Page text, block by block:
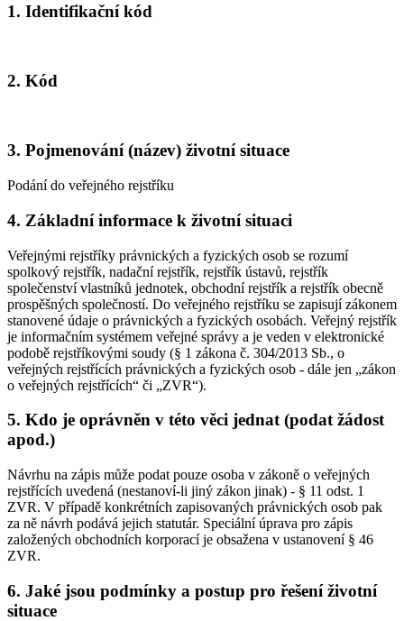
1. Identifikační kód
2. Kód
3. Pojmenování (název) životní situace
Podání do veřejného rejstříku
4. Základní informace k životní situaci
Veřejnými rejstříky právnických a fyzických osob se rozumí
spolkový rejstřík, nadační rejstřík, rejstřík ústavů, rejstřík
společenství vlastníků jednotek, obchodní rejstřík a rejstřík obecně
prospěšných společností. Do veřejného rejstříku se zapisují zákonem
stanovené údaje o právnických a fyzických osobách. Veřejný rejstřík
je informačním systémem veřejné správy a je veden v elektronické
podobě rejstříkovými soudy (§ 1 zákona č. 304/2013 Sb., o
veřejných rejstřících právnických a fyzických osob - dále jen „zákon
o veřejných rejstřících“ či „ZVR“).
5. Kdo je oprávněn v této věci jednat (podat žádost
apod.)
Návrhu na zápis může podat pouze osoba v zákoně o veřejných
rejstřících uvedená (nestanoví-li jiný zákon jinak) - § 11 odst. 1
ZVR. V případě konkrétních zapisovaných právnických osob pak
za ně návrh podává jejich statutár. Speciální úprava pro zápis
založených obchodních korporací je obsažena v ustanovení § 46
ZVR.
6. Jaké jsou podmínky a postup pro řešení životní
situace